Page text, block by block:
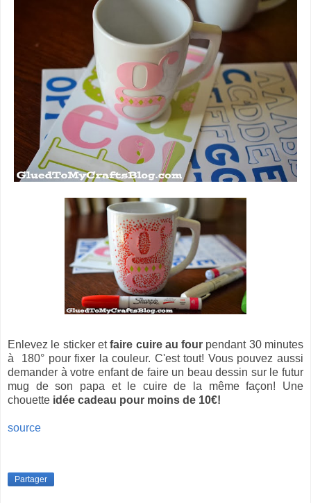
Enlevez le sticker etfaire cuire au four pendant 30 minutes
à 180° pour fixer la couleur. C'est tout! Vous pouvez aussi
demander à votre enfant de faire un beau dessin sur le futur
mug de son papa et le cuire de la même façon! Une
chouette idée cadeau pour moins de 10€!
source
Partager